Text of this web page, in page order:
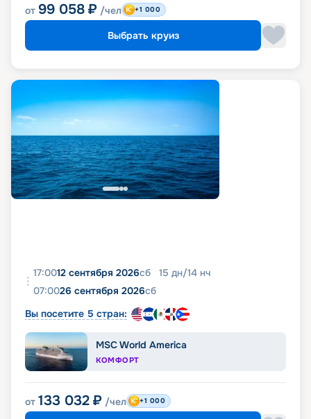
от 99 058 ₽ /чел +1 000
Выбрать круиз
17:0012 сентября 2026сб 15 дн/14 нч
07:0026 сентября 2026сб
Вы посетите 5 стран:
MSC World America
КОМФОРТ
от 133 032 ₽ /чел +1 000